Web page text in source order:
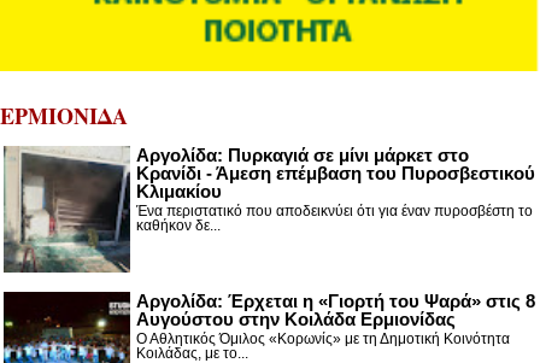
ΕΡΜΙΟΝΙΔΑ
Αργολίδα: Πυρκαγιά σε μίνι μάρκετ στο
Κρανίδι - Άμεση επέμβαση του Πυροσβεστικού
Κλιμακίου
Ένα περιστατικό που αποδεικνύει ότι για έναν πυροσβέστη το
καθήκον δε...
Αργολίδα: Έρχεται η «Γιορτή του Ψαρά» στις 8
Αυγούστου στην Κοιλάδα Ερμιονίδας
Ο Αθλητικός Όμιλος «Κορωνίς» με τη Δημοτική Κοινότητα
Κοιλάδας, με το...